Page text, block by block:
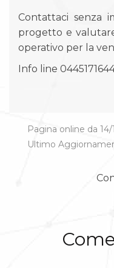
Contattaci senza
progetto e
operativo per la
Info line
Pagina online da 14/
Ultimo